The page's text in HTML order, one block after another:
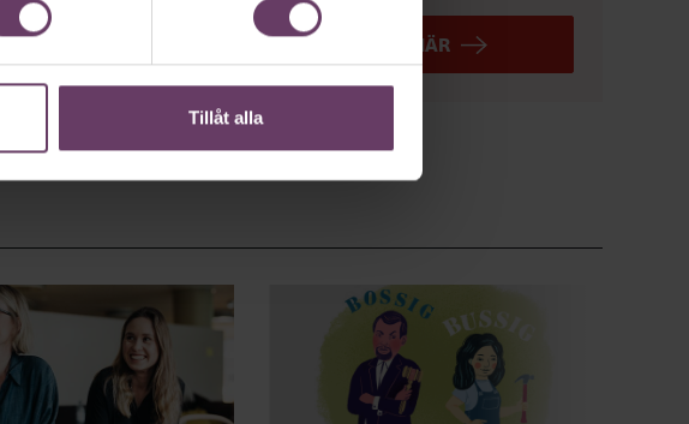
Tillåt alla
ANMÄL DIG HÄR